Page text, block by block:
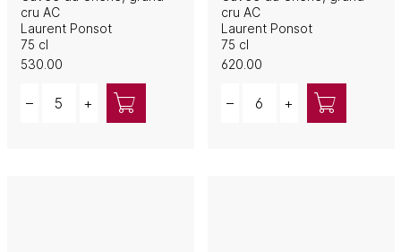
cru AC
Laurent Ponsot
75 cl
530.00
– +
cru AC
Laurent Ponsot
75 cl
620.00
– +